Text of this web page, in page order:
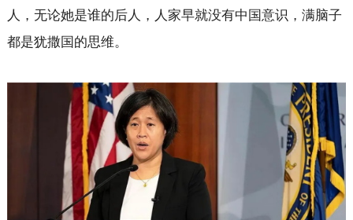
人，无论她是谁的后人，人家早就没有中国意识，满脑子
都是犹撒国的思维。